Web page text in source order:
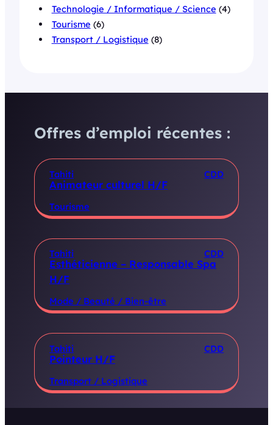
Technologie / Informatique / Science (4)
Tourisme (6)
Transport / Logistique (8)
Offres d’emploi récentes :
Tahiti CDD
Animateur culturel H/F
Tourisme
Tahiti CDD
Esthéticienne – Responsable Spa
H/F
Mode / Beauté / Bien-être
Tahiti CDD
Pointeur H/F
Transport / Logistique